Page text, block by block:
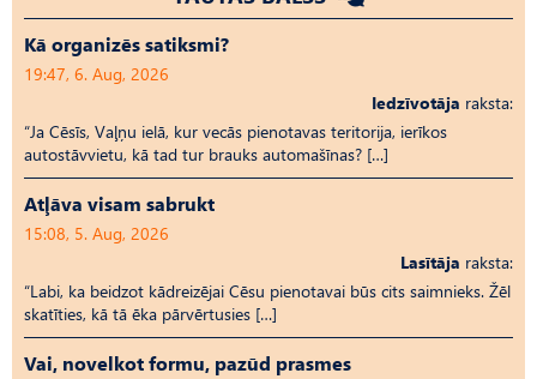
Kā organizēs satiksmi?
19:47, 6. Aug, 2026
Iedzīvotāja raksta:
“Ja Cēsīs, Vaļņu ielā, kur vecās pienotavas teritorija, ierīkos
autostāvvietu, kā tad tur brauks automašīnas? […]
Atļāva visam sabrukt
15:08, 5. Aug, 2026
Lasītāja raksta:
“Labi, ka beidzot kādreizējai Cēsu pienotavai būs cits saimnieks. Žēl
skatīties, kā tā ēka pārvērtusies […]
Vai, novelkot formu, pazūd prasmes